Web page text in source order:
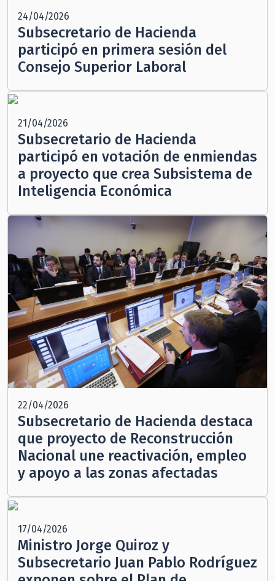
24/04/2026
Subsecretario de Hacienda
participó en primera sesión del
Consejo Superior Laboral
21/04/2026
Subsecretario de Hacienda
participó en votación de enmiendas
a proyecto que crea Subsistema de
Inteligencia Económica
22/04/2026
Subsecretario de Hacienda destaca
que proyecto de Reconstrucción
Nacional une reactivación, empleo
y apoyo a las zonas afectadas
17/04/2026
Ministro Jorge Quiroz y
Subsecretario Juan Pablo Rodríguez